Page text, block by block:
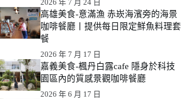
2026 年 7 月 24 日
高雄美食-意滿漁 赤崁海濱旁的海景
咖啡餐廳丨提供每日限定鮮魚料理套
餐
2026 年 7 月 17 日
嘉義美食-楓丹白露cafe 隱身於科技
園區內的質感景觀咖啡餐廳
2026 年 6 月 17 日